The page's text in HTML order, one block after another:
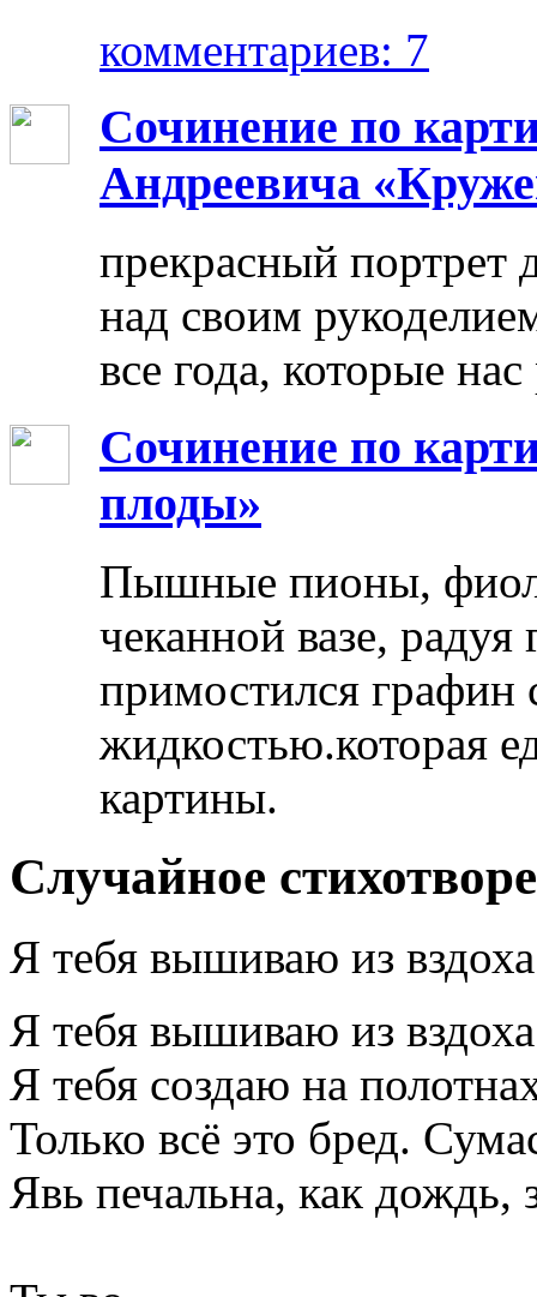
комментариев: 7
Сочинение по
Андреевича
прекрасный портрет
над своим
все года, которые
Сочинение по
плоды»
Пышные пионы,
чеканной вазе,
примостился графин
жидкостью.которая
картины.
Случайное
Я тебя вышиваю из
Я тебя вышиваю из
Я тебя создаю на
Только всё это бред.
Явь печальна, как